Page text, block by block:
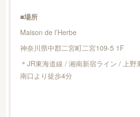
■場所
Maison de l’Herbe
神奈川県中郡二宮町二宮109-5 1F
＊JR東海道線 / 湘南新宿ライン / 上
南口より徒歩4分